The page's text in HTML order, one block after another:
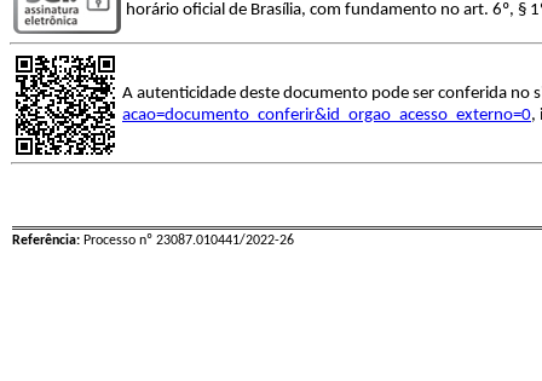
horário oficial de Brasília, com fundamento no art. 6º, §
A autenticidade deste documento pode ser conferida no
acao=documento_conferir&id_orgao_acesso_externo=0,
Referência: Processo nº 23087.010441/2022-26